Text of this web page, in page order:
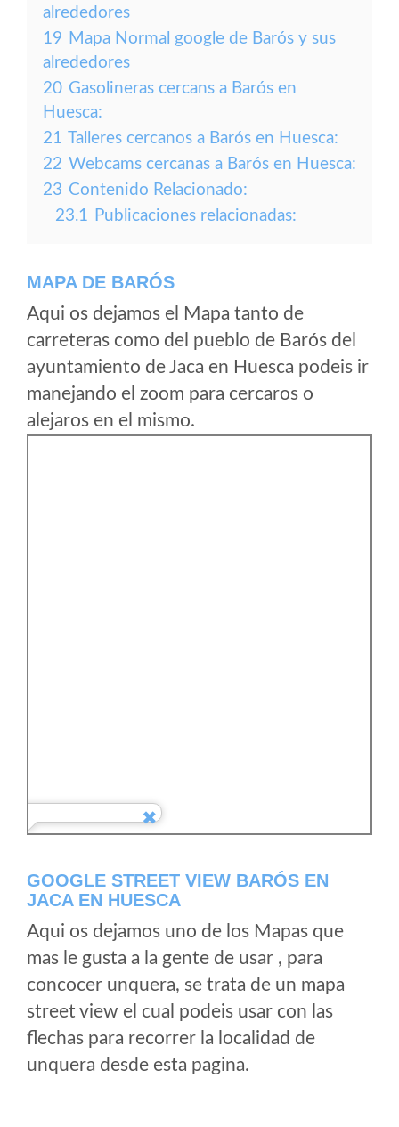
alrededores
19 Mapa Normal google de Barós y sus
alrededores
20 Gasolineras cercans a Barós en
Huesca:
21 Talleres cercanos a Barós en Huesca:
22 Webcams cercanas a Barós en Huesca:
23 Contenido Relacionado:
23.1 Publicaciones relacionadas:
MAPA DE BARÓS
Aqui os dejamos el Mapa tanto de
carreteras como del pueblo de Barós del
ayuntamiento de Jaca en Huesca podeis ir
manejando el zoom para cercaros o
alejaros en el mismo.
GOOGLE STREET VIEW BARÓS EN
JACA EN HUESCA
Aqui os dejamos uno de los Mapas que
mas le gusta a la gente de usar , para
concocer unquera, se trata de un mapa
street view el cual podeis usar con las
flechas para recorrer la localidad de
unquera desde esta pagina.